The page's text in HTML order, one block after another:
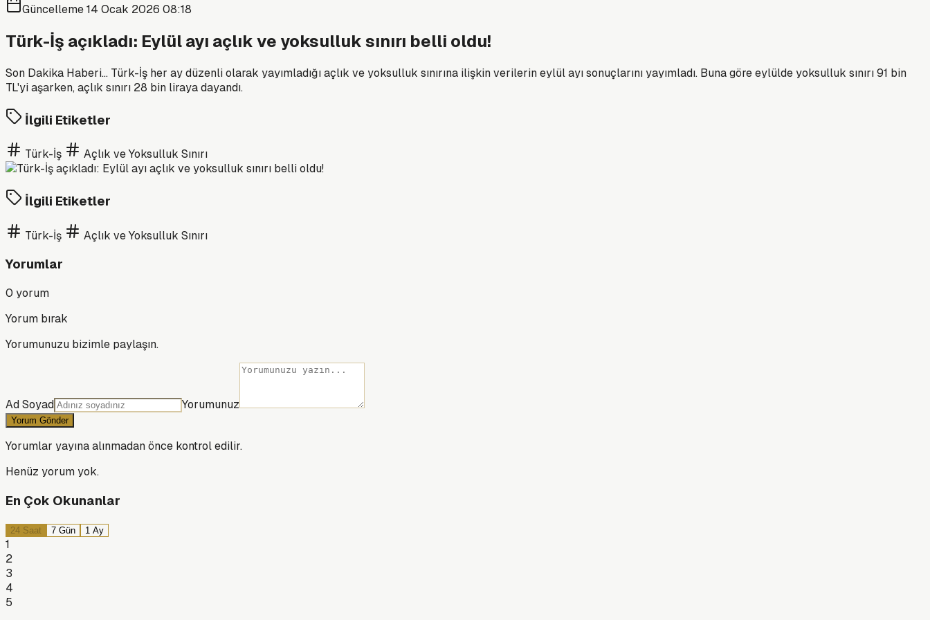
Güncelleme14 Ocak 2026 08:18
Türk-İş açıkladı: Eylül ayı açlık ve yoksulluk sınırı belli oldu!
Son Dakika Haberi... Türk-İş her ay düzenli olarak yayımladığı açlık ve yoksulluk sınırına ilişkin verilerin eylül ayı sonuçlarını yayımladı. Buna göre eylülde yoksulluk sınırı 91 bin
TL'yi aşarken, açlık sınırı 28 bin liraya dayandı.
İlgili Etiketler
Türk-İş Açlık ve Yoksulluk Sınırı
İlgili Etiketler
Türk-İş Açlık ve Yoksulluk Sınırı
Yorumlar
0 yorum
Yorum bırak
Yorumunuzu bizimle paylaşın.
Ad Soyad Yorumunuz
Yorum Gönder
Yorumlar yayına alınmadan önce kontrol edilir.
Henüz yorum yok.
En Çok Okunanlar
24 Saat 7 Gün 1 Ay
1
2
3
4
5